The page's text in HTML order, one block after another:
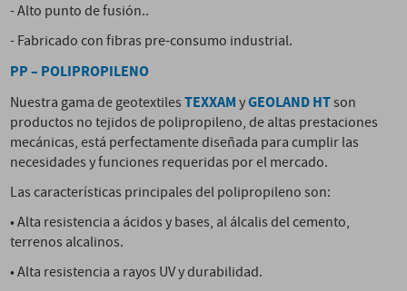
- Alto punto de fusión..
- Fabricado con fibras pre-consumo industrial.
PP – POLIPROPILENO
Nuestra gama de geotextilesTEXXAM yGEOLAND HTson
productos no tejidos de polipropileno, de altas prestaciones
mecánicas, está perfectamente diseñada para cumplir las
necesidades y funciones requeridas por el mercado.
Las características principales del polipropileno son:
• Alta resistencia a ácidos y bases, al álcalis del cemento,
terrenos alcalinos.
• Alta resistencia a rayos UV y durabilidad.